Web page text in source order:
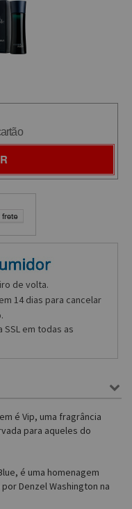
de volta.
14 dias para cancelar
em todas as
é Vip, uma fragrância
para aqueles do
é uma homenagem
Denzel Washington na